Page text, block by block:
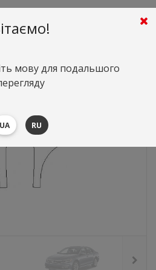
мову для подальшого
UA RU